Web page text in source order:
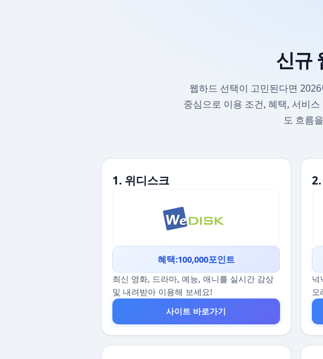
신규
웹하드 선택이 고민된다면
중심으로 이용 조건, 혜택, 서비
도 흐름
1. 위디스크
혜택:100,000포인트
최신 영화, 드라마, 예능, 애니를 실시간 감상
및 내려받아 이용해 보세요!
사이트 바로가기
넉
오